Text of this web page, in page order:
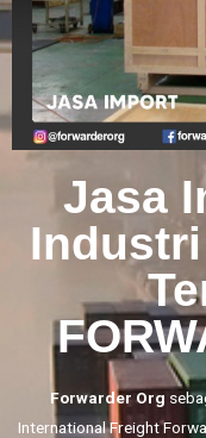
Jasa
Forwarder Org
International Freight